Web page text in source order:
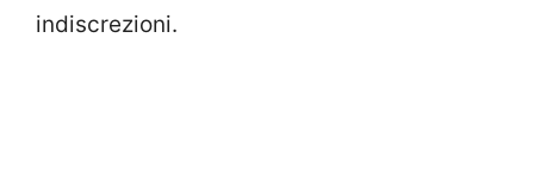
indiscrezioni.